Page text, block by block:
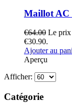
Maillot AC
€64.00 Le prix
€30.90.
Ajouter au
Aperçu
Afficher:
Catégorie